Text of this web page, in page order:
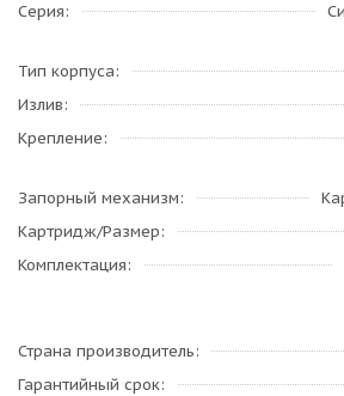
Серия
Тип корпуса
Излив
Крепление
Запорный механизм
Картридж/Размер
Комплектация
Страна производитель
Гарантийный срок